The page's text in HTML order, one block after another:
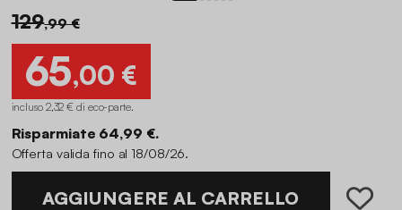
129,99 €
65,00 €
incluso 2,32 € di eco-parte.
Risparmiate 64,99 €.
Offerta valida fino al 18/08/26.
AGGIUNGERE AL CARRELLO